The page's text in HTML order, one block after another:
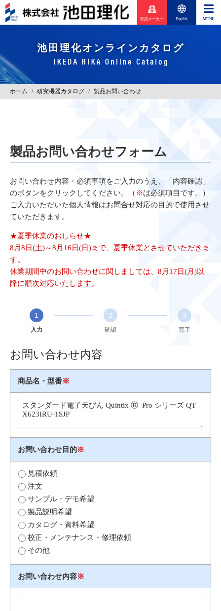
取扱メーカー English
池田理化オンラインカタログ
ホーム / 研究機器カタログ / 製品お問い合わせ
製品お問い合わせフォーム
お問い合わせ内容・必須事項をご入力のうえ、「内容確認」
のボタンをクリックしてください。（ ※は必須項目です。）
ご入力いただいた個人情報はお問合せ対応の目的で使用させ
ていただきます。
★夏季休業のおしらせ★
8月8日(土)～8月16日(日)まで、夏季休業とさせていただきま
す。
休業期間中のお問い合わせに関しましては、8月17日(月)以
降に順次対応いたします。
1
入力
2
確認
3
完了
お問い合わせ内容
商品名・型番※
お問い合わせ目的※
見積依頼
注文
サンプル・デモ希望
製品説明希望
カタログ・資料希望
校正・メンテナンス・修理依頼
その他
お問い合わせ内容※